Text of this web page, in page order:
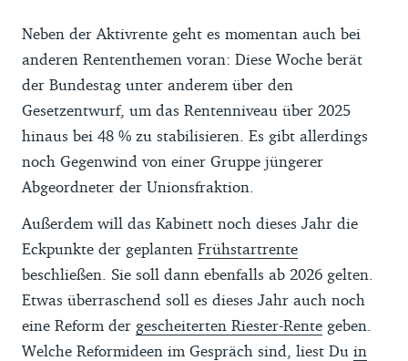
Neben der Aktivrente geht es momentan auch bei
anderen Rententhemen voran: Diese Woche berät
der Bundestag unter anderem über den
Gesetzentwurf, um das Rentenniveau über 2025
hinaus bei 48 % zu stabilisieren. Es gibt allerdings
noch Gegenwind von einer Gruppe jüngerer
Abgeordneter der Unionsfraktion.
Außerdem will das Kabinett noch dieses Jahr die
Eckpunkte der geplanten Frühstartrente
beschließen. Sie soll dann ebenfalls ab 2026 gelten.
Etwas überraschend soll es dieses Jahr auch noch
eine Reform der gescheiterten Riester-Rente geben.
Welche Reformideen im Gespräch sind, liest Du in